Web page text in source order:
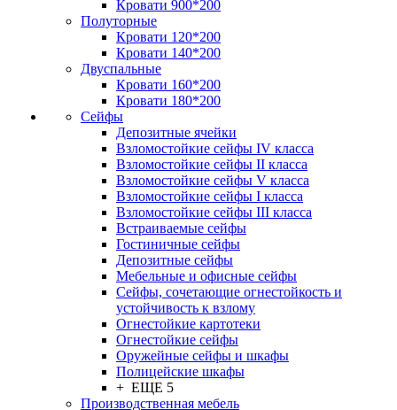
Кровати 900*200
Полуторные
Кровати 120*200
Кровати 140*200
Двуспальные
Кровати 160*200
Кровати 180*200
Сейфы
Депозитные ячейки
Взломостойкие сейфы IV класса
Взломостойкие сейфы II класса
Взломостойкие сейфы V класса
Взломостойкие сейфы I класса
Взломостойкие сейфы III класса
Встраиваемые сейфы
Гостиничные сейфы
Депозитные сейфы
Мебельные и офисные сейфы
Сейфы, сочетающие огнестойкость и
устойчивость к взлому
Огнестойкие картотеки
Огнестойкие сейфы
Оружейные сейфы и шкафы
Полицейские шкафы
+ ЕЩЕ 5
Производственная мебель